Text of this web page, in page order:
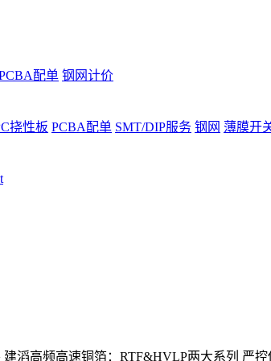
配单 钢网计价
挠性板 PCBA配单 SMT/DIP服务 钢网 薄膜开
建滔高频高速铜箔：RTF&HVLP两大系列 严